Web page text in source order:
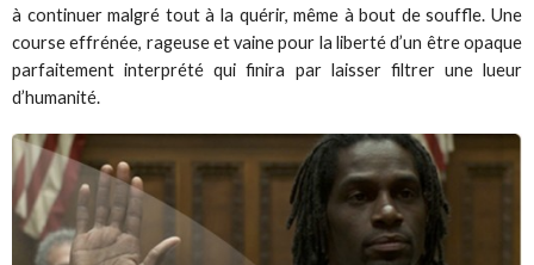
à continuer malgré tout à la quérir, même à bout de souffle. Une
course effrénée, rageuse et vaine pour la liberté d’un être opaque
parfaitement interprété qui finira par laisser filtrer une lueur
d’humanité.